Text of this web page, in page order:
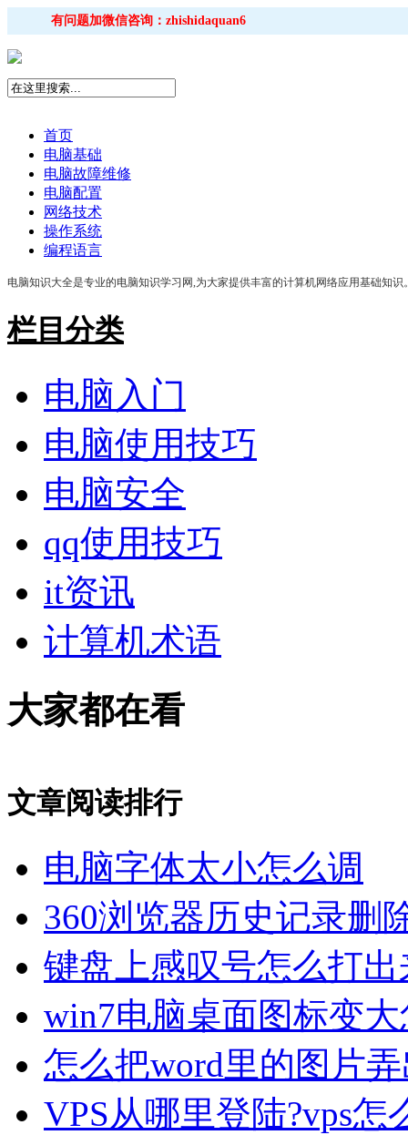
有问题加微信咨询：zhishidaquan6
首页
电脑基础
电脑故障维修
电脑配置
网络技术
操作系统
编程语言
电脑知识大全是专业的电脑知识学习网,为大家提供丰富的计算机网络应用基础知
栏目分类
电脑入门
电脑使用技巧
电脑安全
qq使用技巧
it资讯
计算机术语
大家都在看
文章阅读排行
电脑字体太小怎么调
360浏览器历史记录删
键盘上感叹号怎么打出
win7电脑桌面图标变
怎么把word里的图片
VPS从哪里登陆?vps怎